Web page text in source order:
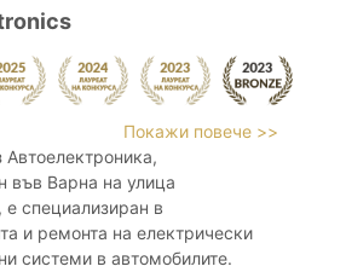
Покажи повече >>
Автоелектроника,
във Варна на улица
е специализиран в
и ремонта на електрически
системи в автомобилите.